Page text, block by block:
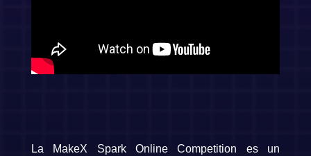
La MakeX Spark Online Competition es un